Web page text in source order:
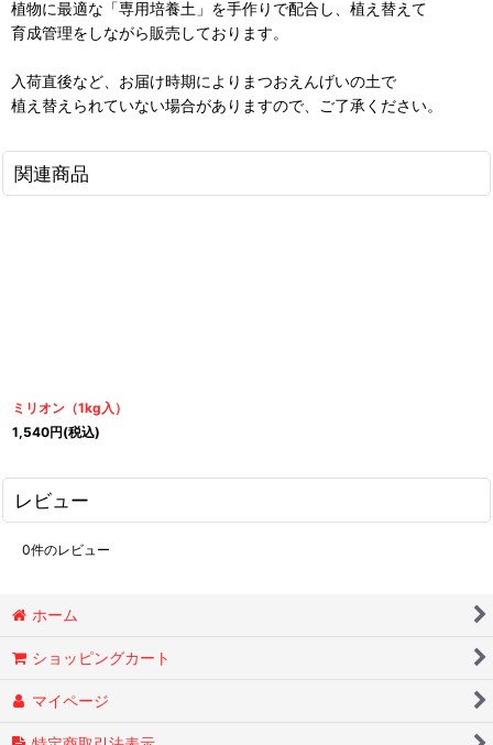
植物に最適な「専用培養土」を手作りで配合し、植え替えて
育成管理をしながら販売しております。
入荷直後など、お届け時期によりまつおえんげいの土で
植え替えられていない場合がありますので、ご了承ください。
関連商品
ミリオン（1kg入）
1,540円(税込)
レビュー
0件のレビュー
ホーム
ショッピングカート
マイページ